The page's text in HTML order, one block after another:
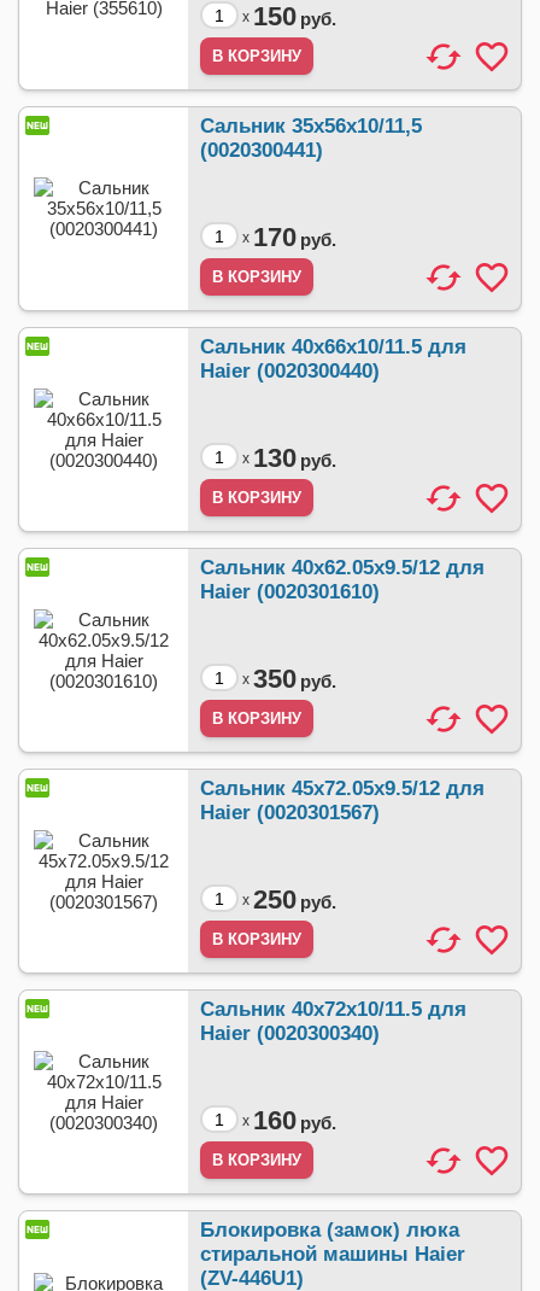
x 150 руб.
Сальник 35x56x10/11,5
(0020300441)
x 170 руб.
Сальник 40x66x10/11.5 для
Haier (0020300440)
x 130 руб.
Сальник 40x62.05x9.5/12 для
Haier (0020301610)
x 350 руб.
Сальник 45x72.05x9.5/12 для
Haier (0020301567)
x 250 руб.
Сальник 40x72x10/11.5 для
Haier (0020300340)
x 160 руб.
Блокировка (замок) люка
стиральной машины Haier
(ZV-446U1)